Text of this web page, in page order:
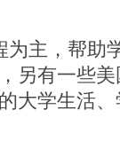
主，帮助
另有一些
大学生活